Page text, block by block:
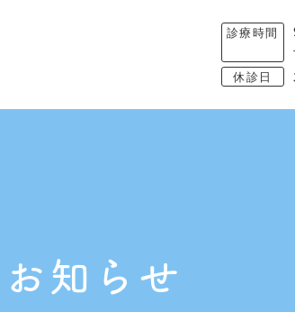
診療時間
休診日
お知らせ